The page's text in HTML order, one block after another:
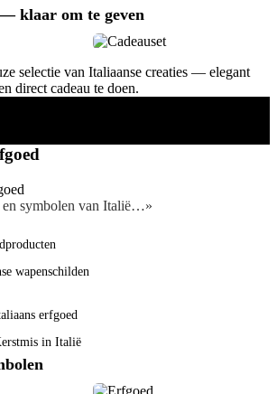
klaar om te geven
selectie van Italiaanse creaties — elegant
direct cadeau te doen.
en symbolen van Italië…»
wapenschilden
erfgoed
in Italië